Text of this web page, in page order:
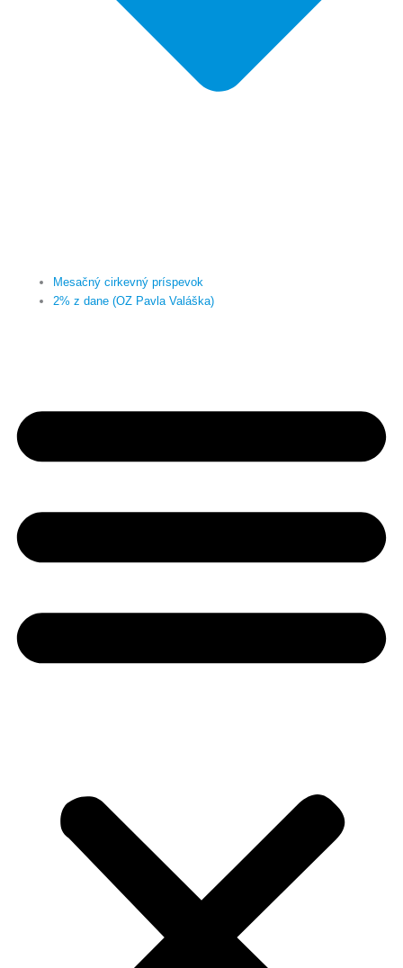
Mesačný cirkevný príspevok
2% z dane (OZ Pavla Valáška)